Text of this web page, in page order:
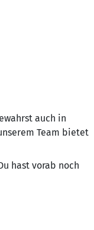
auch in
Team bietet
hast vorab noch